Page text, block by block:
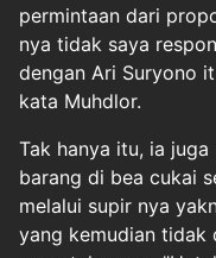
permintaan dari
nya tidak saya
dengan Ari Suryono
kata Muhdlor.
Tak hanya itu, ia
barang di bea cukai
melalui supir nya
yang kemudian tidak